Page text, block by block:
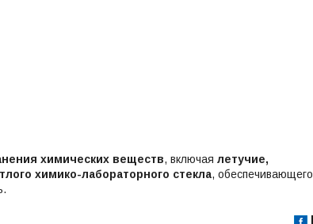
химических веществ, включая летучие,
химико-лабораторного стекла, обеспечивающего